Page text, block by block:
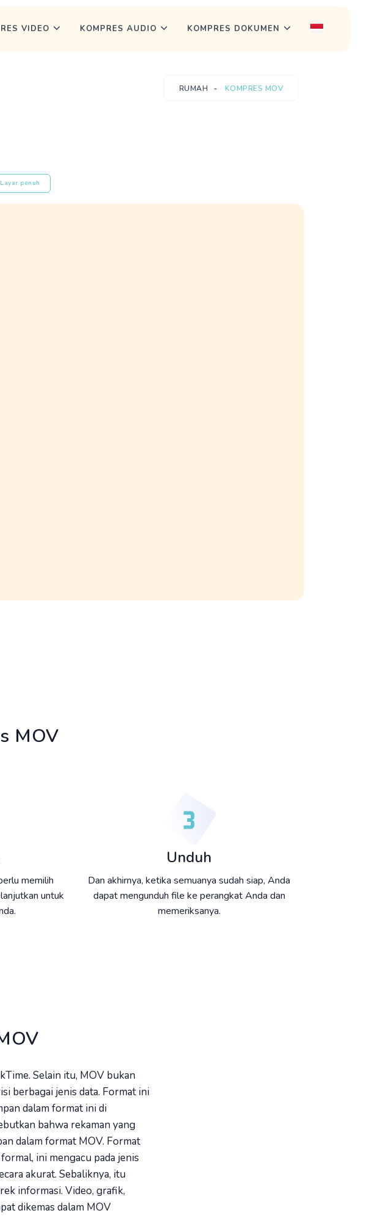
VIDEO KOMPRES AUDIO KOMPRES DOKUMEN
RUMAH KOMPRES MOV
Layar penuh
MOV
memilih
untuk
Unduh
Dan akhirnya, ketika semuanya sudah siap, Anda
dapat mengunduh file ke perangkat Anda dan
memeriksanya.
Selain itu, MOV bukan
berbagai jenis data. Format ini
dalam format ini di
bahwa rekaman yang
dalam format MOV. Format
ini mengacu pada jenis
akurat. Sebaliknya, itu
informasi. Video, grafik,
dikemas dalam MOV